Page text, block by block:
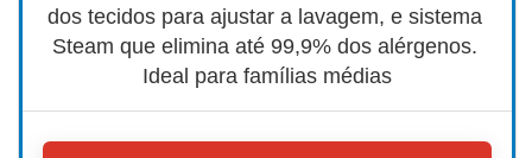
dos tecidos para ajustar a lavagem, e sistema
Steam que elimina até 99,9% dos alérgenos.
Ideal para famílias médias